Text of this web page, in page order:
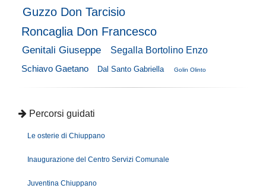
Guzzo Don Tarcisio
Roncaglia Don Francesco
Genitali Giuseppe
Segalla Bortolino Enzo
Schiavo Gaetano
Dal Santo Gabriella Golin Olinto
Percorsi guidati
Le osterie di Chiuppano
Inaugurazione del Centro Servizi Comunale
Juventina Chiuppano